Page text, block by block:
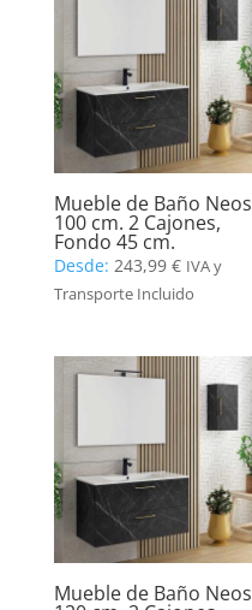
Mueble de Baño Neos
100 cm. 2 Cajones,
Fondo 45 cm.
Desde: 243,99 € IVA y
Transporte Incluido
Mueble de Baño Neos